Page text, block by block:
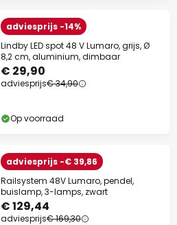
adviesprijs -14%
Lindby LED spot 48 V Lumaro, grijs, Ø
8,2 cm, aluminium, dimbaar
€ 29,90
adviesprijs€ 34,90
Op voorraad
adviesprijs -€ 39,86
Railsystem 48V Lumaro, pendel,
buislamp, 3-lamps, zwart
€ 129,44
adviesprijs€ 169,30